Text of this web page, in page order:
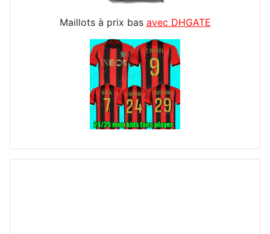
Maillots à prix bas avec DHGATE